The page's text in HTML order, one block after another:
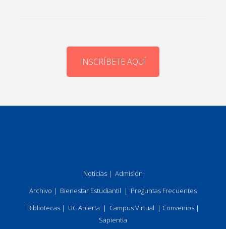
INSCRÍBETE AQUÍ
Noticias | Admisión
Archivo | Bienestar Estudiantil | Preguntas Frecuentes
Bibliotecas| UC Abierta | Campus Virtual | Convenios|
Sapientia